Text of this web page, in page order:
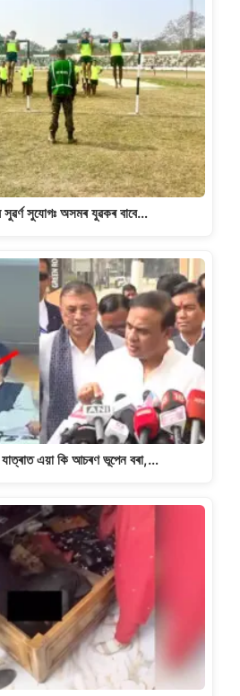
সুৱৰ্ণ সুযোগঃ অসমৰ যুৱকৰ বাবে…
যাত্ৰাত এয়া কি আচৰণ ভূপেন বৰা,…